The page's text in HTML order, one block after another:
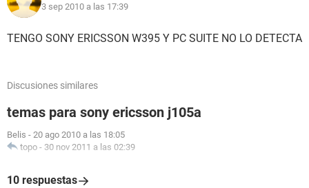
3 sep 2010 a las 17:39
TENGO SONY ERICSSON W395 Y PC SUITE NO LO DETECTA
Discusiones similares
temas para sony ericsson j105a
Belis - 20 ago 2010 a las 18:05
topo - 30 nov 2011 a las 02:39
10 respuestas